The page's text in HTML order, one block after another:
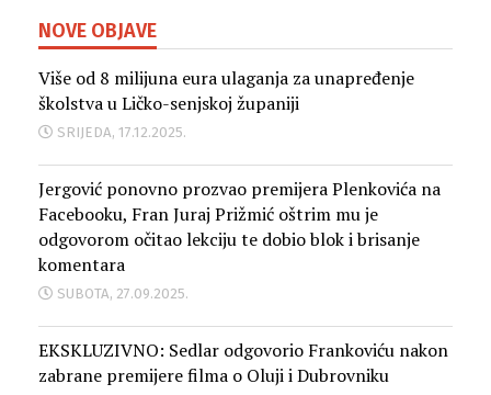
NOVE OBJAVE
Više od 8 milijuna eura ulaganja za unapređenje
školstva u Ličko-senjskoj županiji
SRIJEDA, 17.12.2025.
Jergović ponovno prozvao premijera Plenkovića na
Facebooku, Fran Juraj Prižmić oštrim mu je
odgovorom očitao lekciju te dobio blok i brisanje
komentara
SUBOTA, 27.09.2025.
EKSKLUZIVNO: Sedlar odgovorio Frankoviću nakon
zabrane premijere filma o Oluji i Dubrovniku